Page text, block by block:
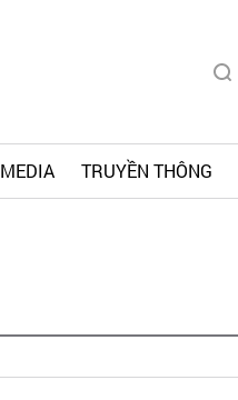
MEDIA TRUYỀN THÔNG